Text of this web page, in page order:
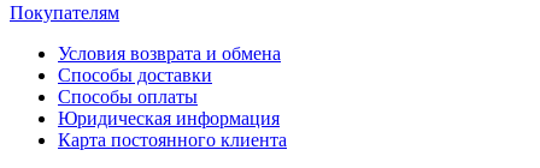
Покупателям
Условия возврата и обмена
Способы доставки
Способы оплаты
Юридическая информация
Карта постоянного клиента